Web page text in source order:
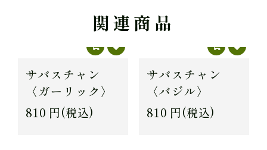
関連商品
サバスチャン
〈ガーリック〉
810 円(税込)
サバスチャン
〈バジル〉
810 円(税込)